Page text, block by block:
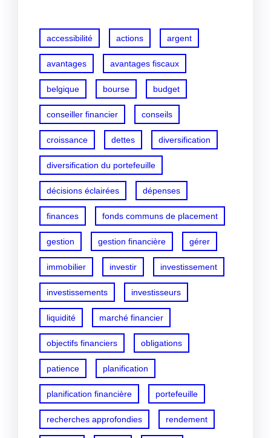
accessibilité actions argent
avantages avantages fiscaux
belgique bourse budget
conseiller financier conseils
croissance dettes diversification
diversification du portefeuille
décisions éclairées dépenses
finances fonds communs de placement
gestion gestion financière gérer
immobilier investir investissement
investissements investisseurs
liquidité marché financier
objectifs financiers obligations
patience planification
planification financière portefeuille
recherches approfondies rendement